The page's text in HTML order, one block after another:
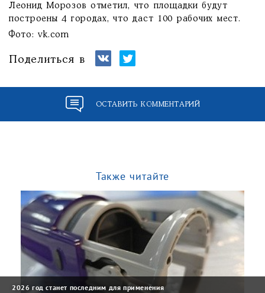
Леонид Морозов отметил, что площадки будут
построены 4 городах, что даст 100 рабочих мест.
Фото: vk.com
Поделиться в
ОСТАВИТЬ КОММЕНТАРИЙ
Также читайте
2026 год станет последним для применения